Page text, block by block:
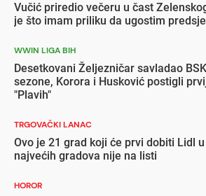
Vučić priredio večeru u čast
je što imam priliku da ugostim
WWIN LIGA BIH
Desetkovani Željezničar savladao
sezone, Korora i Husković postigli
"Plavih"
TRGOVAČKI LANAC
Ovo je 21 grad koji će prvi dobiti Lidl
najvećih gradova nije na listi
HOROR